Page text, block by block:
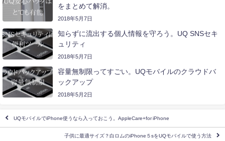
をまとめて解消。
2018年5月7日
知らずに流出する個人情報を守ろう。UQ SNSセキ
ュリティ
2018年5月7日
容量無制限ってすごい。UQモバイルのクラウドバ
ックアップ
2018年5月2日
UQモバイルでiPhone使うなら入っておこう。AppleCare+for iPhone
子供に最適サイズ？白ロムのiPhone５sをUQモバイルで使う方法